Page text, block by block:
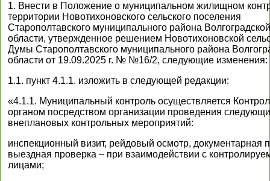
1. Внести в Положение о муниципальном жилищном
территории Новотихоновского сельского поселения
Старополтавского муниципального района Волгоградской
области, утвержденное решением Новотихоновской
Думы Старополтавского муниципального района
области от 19.09.2025 г. № №16/2, следующие изменения:
1.1. пункт 4.1.1. изложить в следующей редакции:
«4.1.1. Муниципальный контроль осуществляется
органом посредством организации проведения
внеплановых контрольных мероприятий:
инспекционный визит, рейдовый осмотр, документарная
выездная проверка – при взаимодействии с
лицами;